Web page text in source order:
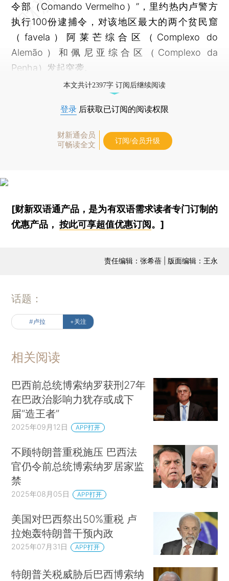
令部（Comando Vermelho）”，里约热内卢警方
执行100份逮捕令，对该地区最大的两个贫民窟
（favela）阿莱芒综合区（Complexo do
Alemão）和佩尼亚综合区（Complexo da
Penha）发起突袭。
本文共计2397字 订阅后继续阅读
登录 后获取已订阅的阅读权限
财新通会员
可畅读全文
订阅/会员升级
[财新双语通产品，是为有双语需求读者专门订制的
优惠产品，按此可享超值优惠订阅。]
责任编辑：张希蓓 | 版面编辑：王永
话题：
#卢拉 +关注
相关阅读
巴西前总统博索纳罗获刑27年
在巴政治影响力犹存或成下
届“造王者”
2025年09月12日 APP打开
不顾特朗普重税施压 巴西法
官仍令前总统博索纳罗居家监
禁
2025年08月05日 APP打开
美国对巴西祭出50%重税 卢
拉炮轰特朗普干预内政
2025年07月31日 APP打开
特朗普关税威胁后巴西博索纳